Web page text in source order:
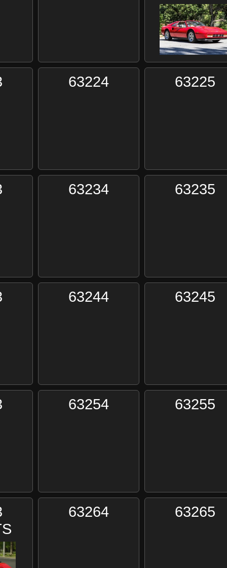
63224 63225
63234 63235
63244 63245
63254 63255
63264 63265